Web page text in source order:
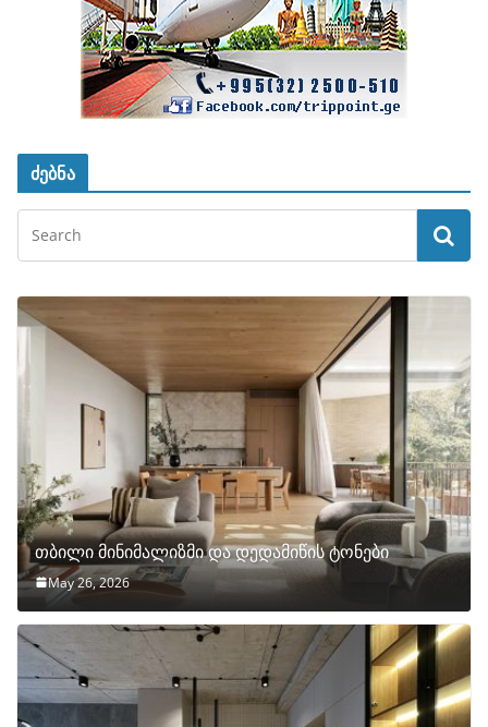
ძებნა
თბილი მინიმალიზმი და დედამიწის ტონები
May 26, 2026